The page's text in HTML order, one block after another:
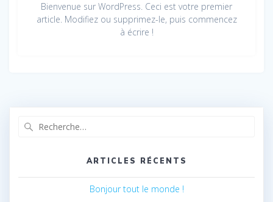
Bienvenue sur WordPress. Ceci est votre premier
article. Modifiez ou supprimez-le, puis commencez
à écrire !
ARTICLES RÉCENTS
Bonjour tout le monde !